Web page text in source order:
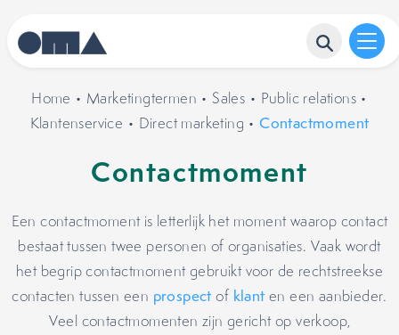
Home • Marketingtermen •Sales • Public relations•
Klantenservice • Direct marketing •Contactmoment
Contactmoment
Een contactmoment is letterlijk het moment waarop contact
bestaat tussen twee personen of organisaties. Vaak wordt
het begrip contactmoment gebruikt voor de rechtstreekse
contacten tussen een prospect of klant en een aanbieder.
Veel contactmomenten zijn gericht op verkoop,